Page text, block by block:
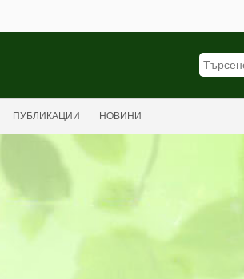
ПУБЛИКАЦИИ НОВИНИ